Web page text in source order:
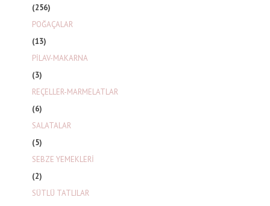
(256)
POĞAÇALAR
(13)
PİLAV-MAKARNA
(3)
REÇELLER-MARMELATLAR
(6)
SALATALAR
(5)
SEBZE YEMEKLERİ
(2)
SÜTLÜ TATLILAR